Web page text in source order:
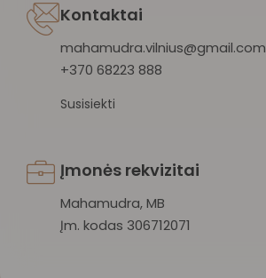
Kontaktai
mahamudra.vilnius@gmail.com
+370 68223 888
Susisiekti
Įmonės rekvizitai
Mahamudra, MB
Įm. kodas 306712071